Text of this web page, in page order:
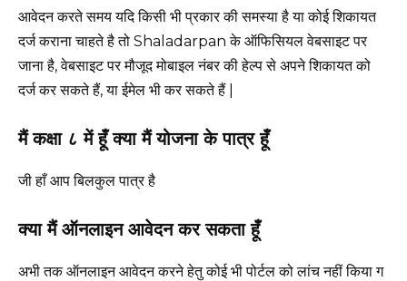
आवेदन करते समय यदि किसी भी प्रकार की समस्या है या कोई शिकायत
दर्ज कराना चाहते है तो Shaladarpan के ऑफिसियल वेबसाइट पर
जाना है, वेबसाइट पर मौजूद मोबाइल नंबर की हेल्प से अपने शिकायत को
दर्ज कर सकते हैं, या ईमेल भी कर सकते हैं |
मैं कक्षा ८ में हूँ क्या मैं योजना के पात्र हूँ
जी हाँ आप बिलकुल पात्र है
क्या मैं ऑनलाइन आवेदन कर सकता हूँ
अभी तक ऑनलाइन आवेदन करने हेतु कोई भी पोर्टल को लांच नहीं किया ग